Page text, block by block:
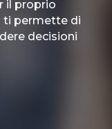
il proprio
ti permette di
decisioni